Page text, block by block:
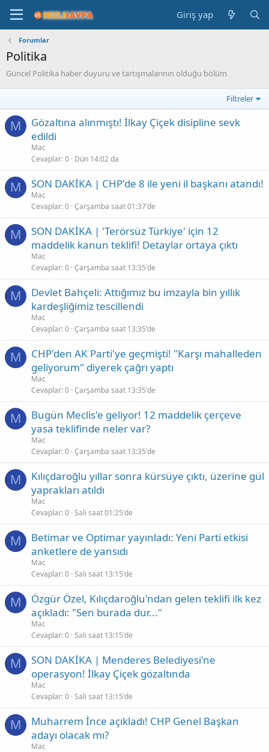
Giriş yap
Forumlar
Politika
Güncel Politika haber duyuru ve tartışmalarının olduğu bölüm
Filtreler
M
Gözaltına alınmıştı! İlkay Çiçek disipline sevk
edildi
Mac
Cevaplar 0 Dün 14:02 da
M SON DAKİKA | CHP'de 8 ile yeni il başkanı atandı!
Mac
Cevaplar 0 Çarşamba saat 01:37'de
M
SON DAKİKA | 'Terörsüz Türkiye' için 12
maddelik kanun teklifi! Detaylar ortaya çıktı
Mac
Cevaplar 0 Çarşamba saat 13:35'de
M
Devlet Bahçeli: Attığımız bu imzayla bin yıllık
kardeşliğimiz tescillendi
Mac
Cevaplar 0 Çarşamba saat 13:35'de
M
CHP'den AK Parti'ye geçmişti! "Karşı mahalleden
geliyorum" diyerek çağrı yaptı
Mac
Cevaplar 0 Çarşamba saat 13:35'de
M
Bugün Meclis'e geliyor! 12 maddelik çerçeve
yasa teklifinde neler var?
Mac
Cevaplar 0 Çarşamba saat 13:35'de
M
Kılıçdaroğlu yıllar sonra kürsüye çıktı, üzerine gül
yaprakları atıldı
Mac
Cevaplar 0 Salı saat 01:25'de
M
Betimar ve Optimar yayınladı: Yeni Parti etkisi
anketlere de yansıdı
Mac
Cevaplar 0 Salı saat 13:15'de
M
Özgür Özel, Kılıçdaroğlu'ndan gelen teklifi ilk kez
açıkladı: "Sen burada dur..."
Mac
Cevaplar 0 Salı saat 13:15'de
M
SON DAKİKA | Menderes Belediyesi'ne
operasyon! İlkay Çiçek gözaltında
Mac
Cevaplar 0 Salı saat 13:15'de
M
Muharrem İnce açıkladı! CHP Genel Başkan
adayı olacak mı?
Mac